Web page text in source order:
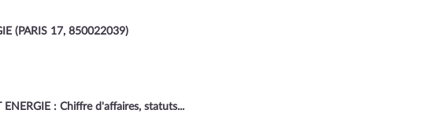
(PARIS 17, 850022039)
ENERGIE : Chiffre d'affaires, statuts...